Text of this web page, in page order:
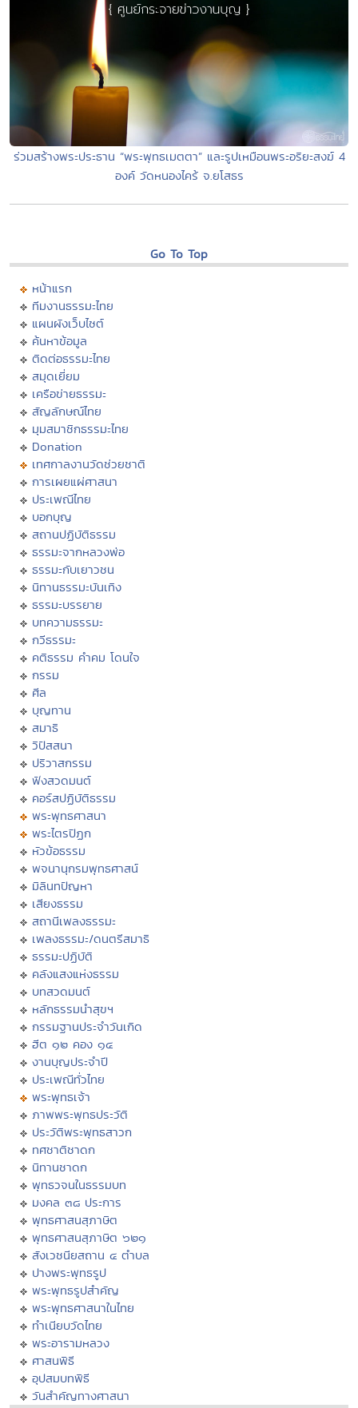
ร่วมสร้างพระประธาน “พระพุทธเมตตา” และรูปเหมือนพระอริยะสงฆ์ 4
องค์ วัดหนองไคร้ จ.ยโสธร
Go To Top
หน้าแรก
ทีมงานธรรมะไทย
แผนผังเว็บไซต์
ค้นหาข้อมูล
ติดต่อธรรมะไทย
สมุดเยี่ยม
เครือข่ายธรรมะ
สัญลักษณ์ไทย
มุมสมาชิกธรรมะไทย
Donation
เทศกาลงานวัดช่วยชาติ
การเผยแผ่ศาสนา
ประเพณีไทย
บอกบุญ
สถานปฏิบัติธรรม
ธรรมะจากหลวงพ่อ
ธรรมะกับเยาวชน
นิทานธรรมะบันเทิง
ธรรมะบรรยาย
บทความธรรมะ
กวีธรรมะ
คติธรรม คำคม โดนใจ
กรรม
ศีล
บุญทาน
สมาธิ
วิปัสสนา
ปริวาสกรรม
ฟังสวดมนต์
คอร์สปฏิบัติธรรม
พระพุทธศาสนา
พระไตรปิฏก
หัวข้อธรรม
พจนานุกรมพุทธศาสน์
มิลินทปัญหา
เสียงธรรม
สถานีเพลงธรรมะ
เพลงธรรมะ/ดนตรีสมาธิ
ธรรมะปฏิบัติ
คลังแสงแห่งธรรม
บทสวดมนต์
หลักธรรมนำสุขฯ
กรรมฐานประจำวันเกิด
ฮีต ๑๒ คอง ๑๔
งานบุญประจำปี
ประเพณีทั่วไทย
พระพุทธเจ้า
ภาพพระพุทธประวัติ
ประวัติพระพุทธสาวก
ทศชาติชาดก
นิทานชาดก
พุทธวจนในธรรมบท
มงคล ๓๘ ประการ
พุทธศาสนสุภาษิต
พุทธศาสนสุภาษิต ๖๒๑
สังเวชนียสถาน ๔ ตำบล
ปางพระพุทธรูป
พระพุทธรูปสำคัญ
พระพุทธศาสนาในไทย
ทำเนียบวัดไทย
พระอารามหลวง
ศาสนพิธี
อุปสมบทพิธี
วันสำคัญทางศาสนา